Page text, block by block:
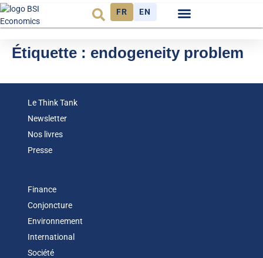
FR EN
Étiquette : endogeneity problem
Le Think Tank
Newsletter
Nos livres
Presse
Finance
Conjoncture
Environnement
International
Société